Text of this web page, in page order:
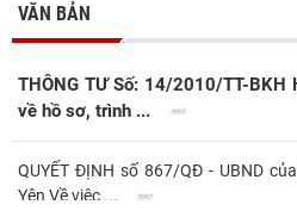
VĂN BẢN
THÔNG TƯ Số: 14/2010/TT-BKH
về hồ sơ, trình ...
QUYẾT ĐỊNH số 867/QĐ - UBND
Yên Về việc ...